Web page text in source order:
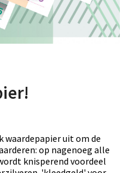
waardepapier uit om de
op nagenoeg alle
knisperend voordeel